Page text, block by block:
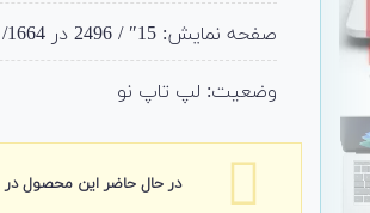
صفحه نمایش: 15″ / 2496 در 1664/ لمسی/120Hz/ 600 nits
وضعیت: لپ تاپ نو
در حال حاضر این محصول